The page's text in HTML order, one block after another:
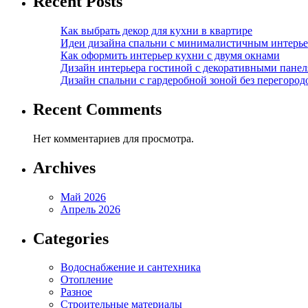
Как выбрать декор для кухни в квартире
Идеи дизайна спальни с минималистичным
Как оформить интерьер кухни с двумя окнами
Дизайн интерьера гостиной с декоративными
Дизайн спальни с гардеробной зоной без
Recent Comments
Нет комментариев для просмотра.
Archives
Май 2026
Апрель 2026
Categories
Водоснабжение и сантехника
Отопление
Разное
Строительные материалы